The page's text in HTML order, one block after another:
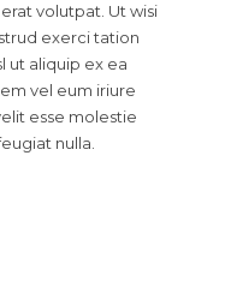
volutpat. Ut wisi
exerci tation
ut aliquip ex ea
vel eum iriure
esse molestie
nulla.